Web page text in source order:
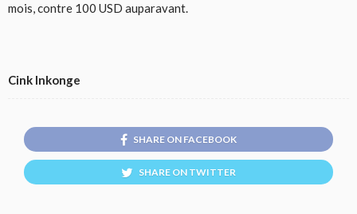
mois, contre 100 USD auparavant.
Cink Inkonge
SHARE ON FACEBOOK
SHARE ON TWITTER